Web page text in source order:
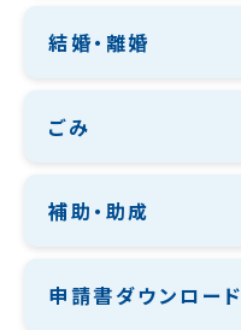
結婚・離婚
ごみ
補助・助成
申請書ダウンロード